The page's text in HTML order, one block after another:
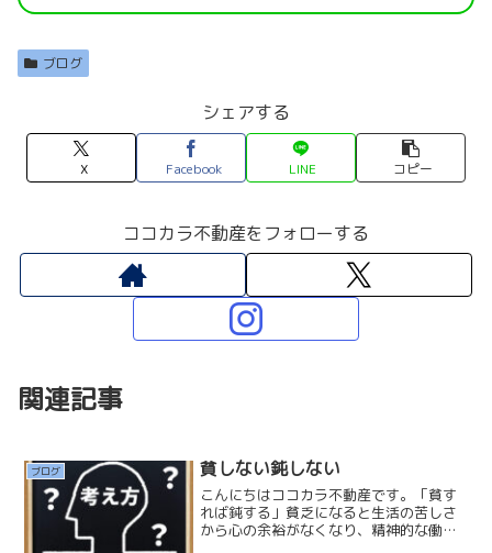
ブログ
シェアする
X Facebook LINE コピー
ココカラ不動産をフォローする
関連記事
ブログ 貧しない鈍しない
こんにちはココカラ不動産です。「貧す
れば鈍する」貧乏になると生活の苦しさ
から心の余裕がなくなり、精神的な働き